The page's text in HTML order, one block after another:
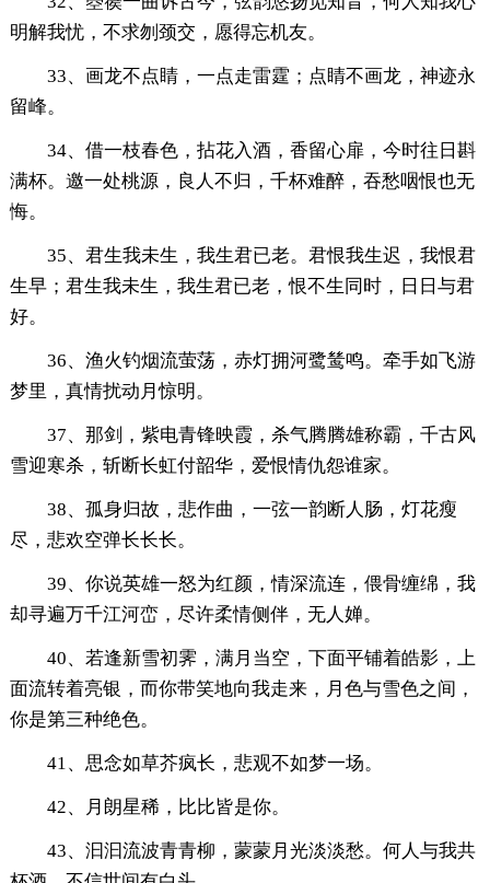
明解我忧，不求刎颈交，愿得忘机友。
33、画龙不点睛，一点走雷霆；点睛不画龙，神迹永
留峰。
34、借一枝春色，拈花入酒，香留心扉，今时往日斟
满杯。邀一处桃源，良人不归，千杯难醉，吞愁咽恨也无
悔。
35、君生我未生，我生君已老。君恨我生迟，我恨君
生早；君生我未生，我生君已老，恨不生同时，日日与君
好。
36、渔火钓烟流萤荡，赤灯拥河鹭鸶鸣。牵手如飞游
梦里，真情扰动月惊明。
37、那剑，紫电青锋映霞，杀气腾腾雄称霸，千古风
雪迎寒杀，斩断长虹付韶华，爱恨情仇怨谁家。
38、孤身归故，悲作曲，一弦一韵断人肠，灯花瘦
尽，悲欢空弹长长长。
39、你说英雄一怒为红颜，情深流连，偎骨缠绵，我
却寻遍万千江河峦，尽许柔情侧伴，无人婵。
40、若逢新雪初霁，满月当空，下面平铺着皓影，上
面流转着亮银，而你带笑地向我走来，月色与雪色之间，
你是第三种绝色。
41、思念如草芥疯长，悲观不如梦一场。
42、月朗星稀，比比皆是你。
43、汩汩流波青青柳，蒙蒙月光淡淡愁。何人与我共